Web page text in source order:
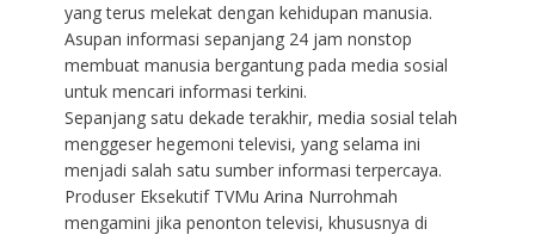
yang terus melekat dengan kehidupan manusia.
Asupan informasi sepanjang 24 jam nonstop
membuat manusia bergantung pada media sosial
untuk mencari informasi terkini.
Sepanjang satu dekade terakhir, media sosial telah
menggeser hegemoni televisi, yang selama ini
menjadi salah satu sumber informasi terpercaya.
Produser Eksekutif TVMu Arina Nurrohmah
mengamini jika penonton televisi, khususnya di